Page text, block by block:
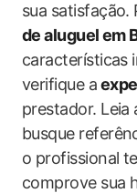
sua satisfação.
de aluguel ⁢em
características
verifique a⁢
prestador. Leia
busque
o profissional
comprove sua